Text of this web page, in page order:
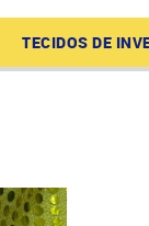
TECIDOS DE